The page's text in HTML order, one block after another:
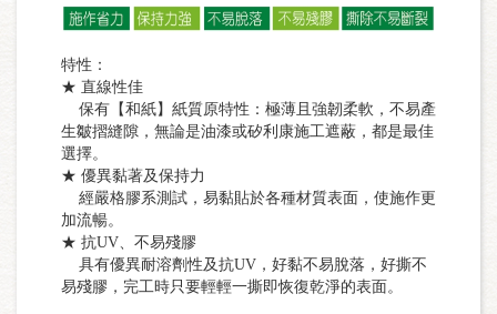
特性：
★ 直線性佳
保有【和紙】紙質原特性：極薄且強韌柔軟，不易產
生皺摺縫隙，無論是油漆或矽利康施工遮蔽，都是最佳
選擇。
★ 優異黏著及保持力
經嚴格膠系測試，易黏貼於各種材質表面，使施作更
加流暢。
★ 抗UV、不易殘膠
具有優異耐溶劑性及抗UV，好黏不易脫落，好撕不
易殘膠，完工時只要輕輕一撕即恢復乾淨的表面。